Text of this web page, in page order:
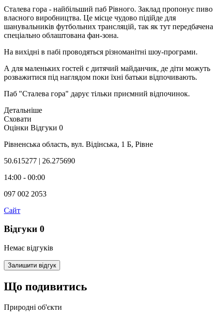
Сталева гора - найбільший паб Рівного. Заклад пропонує пиво
власного виробництва. Це місце чудово підійде для
шанувальників футбольних трансляцій, так як тут передбачена
спеціально облаштована фан-зона.
На вихідні в пабі проводяться різноманітні шоу-програми.
А для маленьких гостей є дитячий майданчик, де діти можуть
розважитися під наглядом поки їхні батьки відпочивають.
Паб "Сталева гора" дарує тільки приємний відпочинок.
Детальніше
Сховати
Оцінки Відгуки 0
Рівненська область, вул. Відінська, 1 Б, Рівне
50.615277 | 26.275690
14:00 - 00:00
097 002 2053
Сайт
Відгуки 0
Немає відгуків
Залишити відгук
Що подивитись
Природні об'єкти